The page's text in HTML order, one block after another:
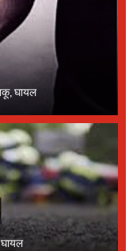
घायल